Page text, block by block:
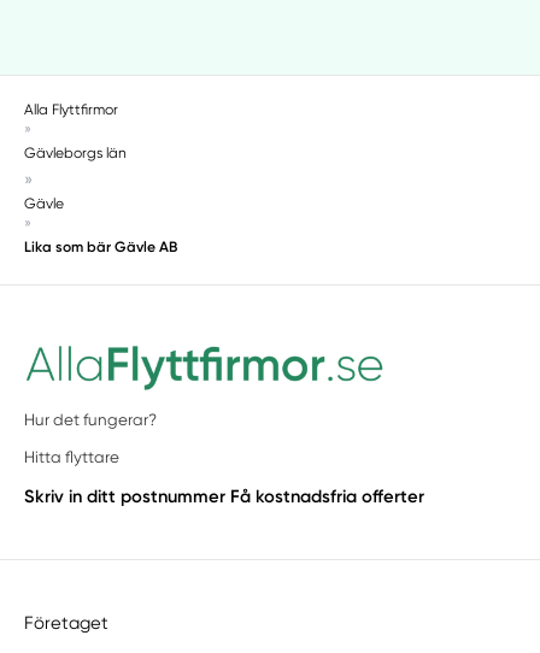
Alla Flyttfirmor
»
Gävleborgs län
»
Gävle
»
Lika som bär Gävle AB
Hur det fungerar?
Hitta flyttare
Skriv in ditt postnummer Få kostnadsfria offerter
Företaget